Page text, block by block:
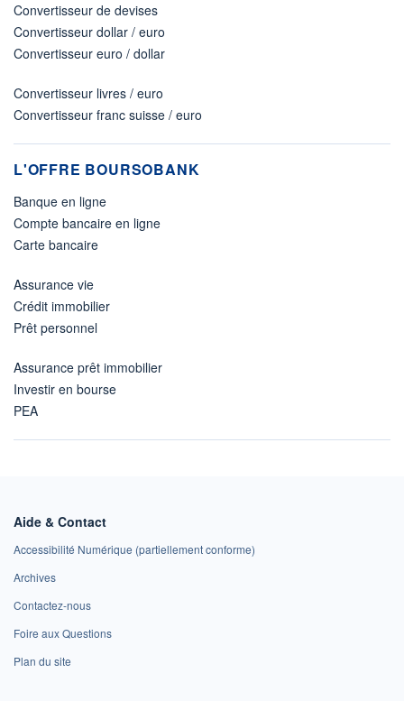
Convertisseur de devises
Convertisseur dollar / euro
Convertisseur euro / dollar
Convertisseur livres / euro
Convertisseur franc suisse / euro
L'OFFRE BOURSOBANK
Banque en ligne
Compte bancaire en ligne
Carte bancaire
Assurance vie
Crédit immobilier
Prêt personnel
Assurance prêt immobilier
Investir en bourse
PEA
Aide & Contact
Accessibilité Numérique (partiellement conforme)
Archives
Contactez-nous
Foire aux Questions
Plan du site